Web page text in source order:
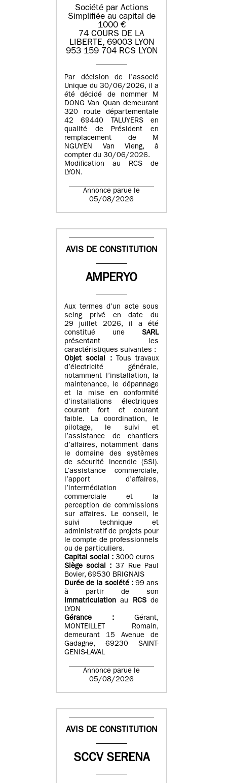
Société par Actions
Simplifiée au capital de
1000 €
74 COURS DE LA
LIBERTE, 69003 LYON
953 159 704 RCS LYON
Par décision de l’associé
Unique du 30/06/2026, il a
été décidé de nommer M
DONG Van Quan demeurant
320 route départementale
42 69440 TALUYERS en
qualité de Président en
remplacement de M
NGUYEN Van Vieng, à
compter du 30/06/2026.
Modification au RCS de
LYON.
Annonce parue le
05/08/2026
AVIS DE CONSTITUTION
AMPERYO
Aux termes d’un acte sous
seing privé en date du
29 juillet 2026, il a été
constitué une SARL
présentant les
caractéristiques suivantes :
Objet social :
Tous travaux
d’électricité générale,
notamment l’installation, la
maintenance, le dépannage
et la mise en conformité
d’installations électriques
courant fort et courant
faible. La coordination, le
pilotage, le suivi et
l’assistance de chantiers
d’affaires, notamment dans
le domaine des systèmes
de sécurité incendie (SSI).
L’assistance commerciale,
l’apport d’affaires,
l’intermédiation
commerciale et la
perception de commissions
sur affaires. Le conseil, le
suivi technique et
administratif de projets pour
le compte de professionnels
ou de particuliers.
Capital social : 3000 euros
Siège social : 37 Rue Paul
Bovier, 69530 BRIGNAIS
Durée de la société : 99 ans
à partir de son
immatriculation au RCSde
LYON
Gérance :
Gérant,
MONTEILLET Romain,
demeurant 15 Avenue de
Gadagne, 69230 SAINT-
GENIS-LAVAL
Annonce parue le
05/08/2026
AVIS DE CONSTITUTION
SCCV SERENA